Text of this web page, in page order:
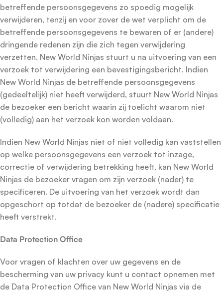
betreffende persoonsgegevens zo spoedig mogelijk
verwijderen, tenzij en voor zover de wet verplicht om de
betreffende persoonsgegevens te bewaren of er (andere)
dringende redenen zijn die zich tegen verwijdering
verzetten. New World Ninjas stuurt u na uitvoering van een
verzoek tot verwijdering een bevestigingsbericht. Indien
New World Ninjas de betreffende persoonsgegevens
(gedeeltelijk) niet heeft verwijderd, stuurt New World Ninjas
de bezoeker een bericht waarin zij toelicht waarom niet
(volledig) aan het verzoek kon worden voldaan.
Indien New World Ninjas niet of niet volledig kan vaststellen
op welke persoonsgegevens een verzoek tot inzage,
correctie of verwijdering betrekking heeft, kan New World
Ninjas de bezoeker vragen om zijn verzoek (nader) te
specificeren. De uitvoering van het verzoek wordt dan
opgeschort op totdat de bezoeker de (nadere) specificatie
heeft verstrekt.
Data Protection Office
Voor vragen of klachten over uw gegevens en de
bescherming van uw privacy kunt u contact opnemen met
de Data Protection Office van New World Ninjas via de